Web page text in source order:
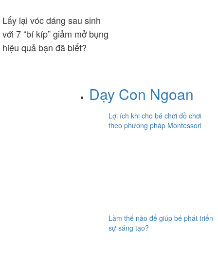
Lấy lại vóc dáng sau sinh
với 7 “bí kíp” giảm mở bụng
hiệu quả bạn đã biết?
Dạy Con Ngoan
Lợi ích khi cho bé chơi đồ chơi
theo phương pháp Montessori
Làm thế nào để giúp bé phát triển
sự sáng tạo?